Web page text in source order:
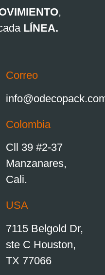
,
LÍNEA.
Correo
Colombia
Cll 39 #2-37
Manzanares,
Cali.
USA
7115 Belgold Dr,
ste C Houston,
TX 77066